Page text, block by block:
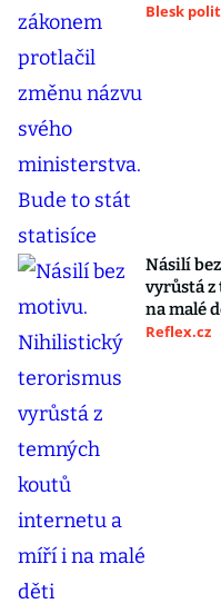
Blesk
Násilí
vyrůstá
na malé
Reflex.cz